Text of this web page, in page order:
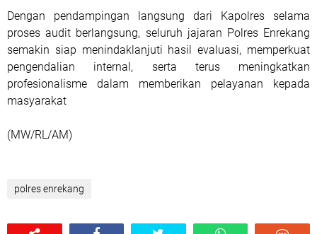
Dengan pendampingan langsung dari Kapolres selama
proses audit berlangsung, seluruh jajaran Polres Enrekang
semakin siap menindaklanjuti hasil evaluasi, memperkuat
pengendalian internal, serta terus meningkatkan
profesionalisme dalam memberikan pelayanan kepada
masyarakat
(MW/RL/AM)
polres enrekang